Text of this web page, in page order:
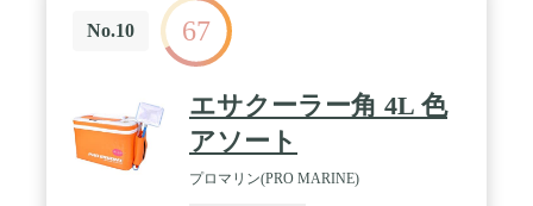
No.10 67
エサクーラー角 4L 色
アソート
プロマリン(PRO MARINE)